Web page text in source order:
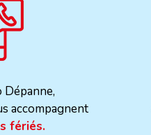
accompagnent
fériés.